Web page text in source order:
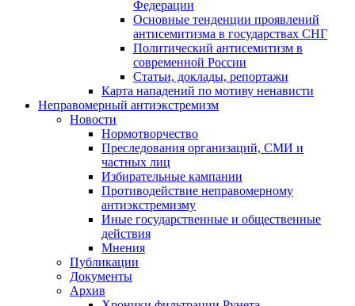
Федерации
Основные тенденции проявлений
антисемитизма в государствах СНГ
Политический антисемитизм в
современной России
Статьи, доклады, репортажи
Карта нападений по мотиву ненависти
Неправомерный антиэкстремизм
Новости
Нормотворчество
Преследования организаций, СМИ и
частных лиц
Избирательные кампании
Противодействие неправомерному
антиэкстремизму
Иные государственные и общественные
действия
Мнения
Публикации
Документы
Архив